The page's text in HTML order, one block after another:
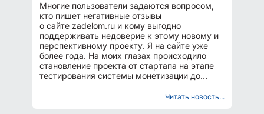
Многие пользователи задаются вопросом,
кто пишет негативные отзывы
о сайте zadelom.ru и кому выгодно
поддерживать недоверие к этому новому и
перспективному проекту. Я на сайте уже
более года. На моих глазах происходило
становление проекта от стартапа на этапе
тестирования системы монетизации до
Читать новость...